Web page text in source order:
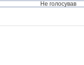
Не голосував